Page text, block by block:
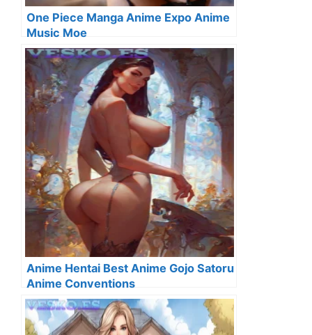
One Piece Manga Anime Expo Anime
Music Moe
Anime Hentai Best Anime Gojo Satoru
Anime Conventions